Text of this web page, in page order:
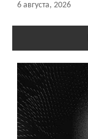
6 августа, 2026